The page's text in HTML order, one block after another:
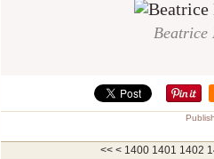
Beatrice
<< < 1400 1401 1402